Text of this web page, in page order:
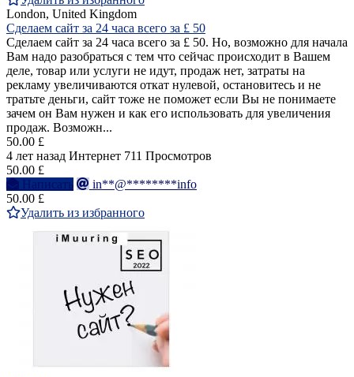
London, United Kingdom
Сделаем сайт за 24 часа всего за £ 50
Сделаем сайт за 24 часа всего за £ 50. Но, возможно для начала
Вам надо разобраться с тем что сейчас происходит в Вашем
деле, товар или услуги не идут, продаж нет, затраты на
рекламу увеличиваются откат нулевой, остановитесь и не
тратьте деньги, сайт тоже не поможет если Вы не понимаете
зачем он Вам нужен и как его использовать для увеличения
продаж. Возможн...
50.00 £
4 лет назад Интернет 711 Просмотров
50.00 £
Написать
in**@********info
50.00 £
Удалить из избранного